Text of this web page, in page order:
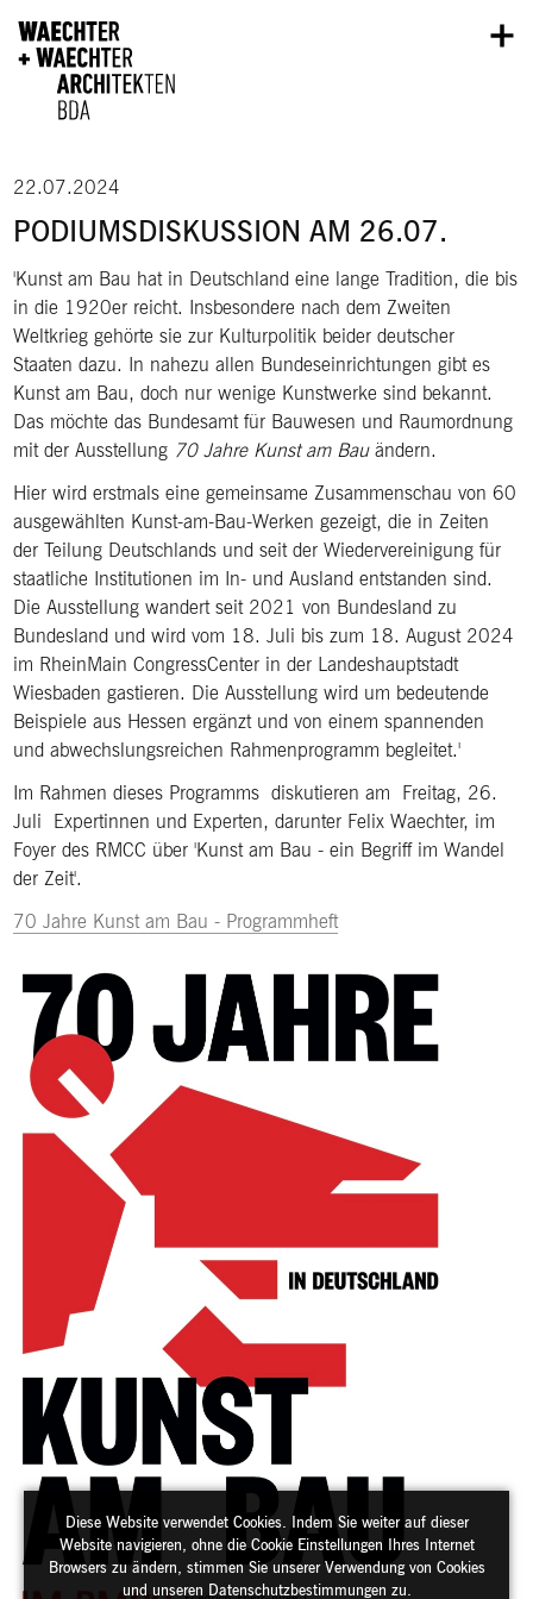
22.07.2024
PODIUMSDISKUSSION AM 26.07.
'Kunst am Bau hat in Deutschland eine lange Tradition, die bis
in die 1920er reicht. Insbesondere nach dem Zweiten
Weltkrieg gehörte sie zur Kulturpolitik beider deutscher
Staaten dazu. In nahezu allen Bundeseinrichtungen gibt es
Kunst am Bau, doch nur wenige Kunstwerke sind bekannt.
Das möchte das Bundesamt für Bauwesen und Raumordnung
mit der Ausstellung 70 Jahre Kunst am Bauändern.
Hier wird erstmals eine gemeinsame Zusammenschau von 60
ausgewählten Kunst-am-Bau-Werken gezeigt, die in Zeiten
der Teilung Deutschlands und seit der Wiedervereinigung für
staatliche Institutionen im In- und Ausland entstanden sind.
Die Ausstellung wandert seit 2021 von Bundesland zu
Bundesland und wird vom 18. Juli bis zum 18. August 2024
im RheinMain CongressCenter in der Landeshauptstadt
Wiesbaden gastieren. Die Ausstellung wird um bedeutende
Beispiele aus Hessen ergänzt und von einem spannenden
und abwechslungsreichen Rahmenprogramm begleitet.'
Im Rahmen dieses Programms diskutieren am Freitag, 26.
Juli Expertinnen und Experten, darunter Felix Waechter, im
Foyer des RMCC über 'Kunst am Bau - ein Begriff im Wandel
der Zeit'.
70 Jahre Kunst am Bau - Programmheft
Diese Website verwendet Cookies. Indem Sie weiter auf dieser
Website navigieren, ohne die Cookie Einstellungen Ihres Internet
Browsers zu ändern, stimmen Sie unserer Verwendung von Cookies
und unseren Datenschutzbestimmungen zu.